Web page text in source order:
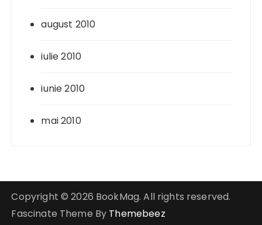
august 2010
iulie 2010
iunie 2010
mai 2010
Copyright © 2026 BookMag. All rights reserved.
Fascinate Theme By Themebeez